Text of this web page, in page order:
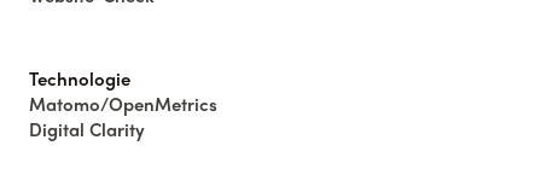
Technologie
Matomo/OpenMetrics
Digital Clarity